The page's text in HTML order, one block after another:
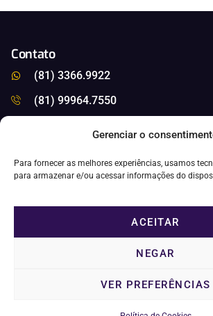
Gerenciar o
Para fornecer as melhores experiências, usamos
para armazenar e/ou acessar informações do
ACEITAR
NEGAR
VER PREFERÊNCIAS
Contato
(81) 3366.9922
(81) 99964.7550
SA LEITAO AUDITORES S/S - CNPJ: